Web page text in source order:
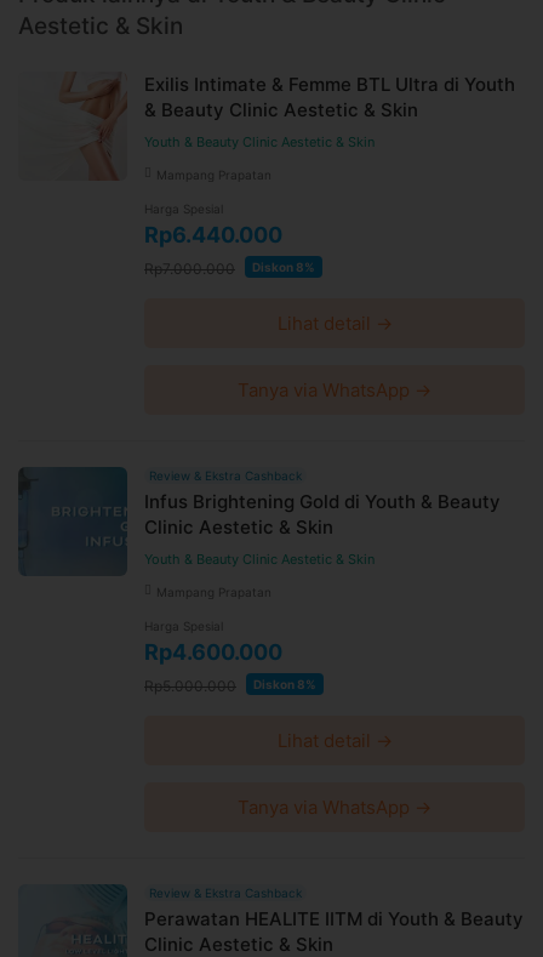
Aestetic & Skin
Exilis Intimate & Femme BTL Ultra di Youth
& Beauty Clinic Aestetic & Skin
Youth & Beauty Clinic Aestetic & Skin
Mampang Prapatan
Harga Spesial
Rp6.440.000
Rp7.000.000 Diskon 8%
Lihat detail →
Tanya via WhatsApp →
Review & Ekstra Cashback
Infus Brightening Gold di Youth & Beauty
Clinic Aestetic & Skin
Youth & Beauty Clinic Aestetic & Skin
Mampang Prapatan
Harga Spesial
Rp4.600.000
Rp5.000.000 Diskon 8%
Lihat detail →
Tanya via WhatsApp →
Review & Ekstra Cashback
Perawatan HEALITE IITM di Youth & Beauty
Clinic Aestetic & Skin